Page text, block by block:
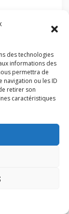
des technologies
informations des
permettra de
ou les ID
retirer son
caractéristiques
conseil
067 21 33 12
à titre